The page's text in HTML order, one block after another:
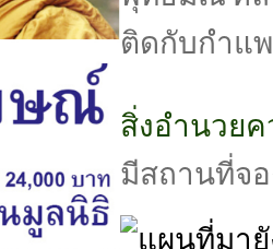
ติดกับกำแ
สิ่งอำนวย
มีสถานที่จ